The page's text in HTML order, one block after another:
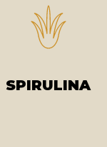
SPIRULINA